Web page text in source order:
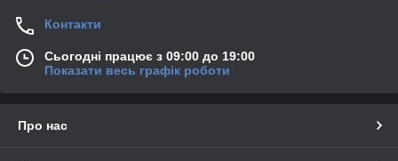
Контакти
Сьогодні працює з 09:00 до 19:00
Показати весь графік роботи
Про нас